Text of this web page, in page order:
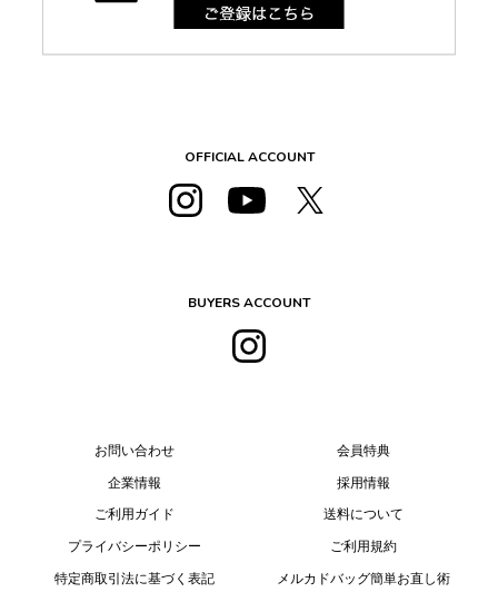
OFFICIAL ACCOUNT
BUYERS ACCOUNT
お問い合わせ
企業情報
ご利用ガイド
プライバシーポリシー
特定商取引法に基づく表記
会員特典
採用情報
送料について
ご利用規約
メルカドバッグ簡単お直し術